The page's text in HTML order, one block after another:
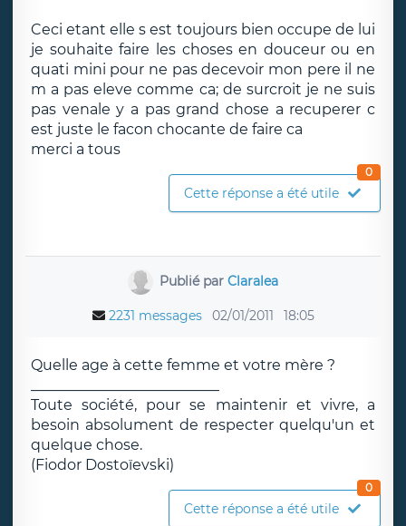
Ceci etant elle s est toujours bien occupe de lui
je souhaite faire les choses en douceur ou en
quati mini pour ne pas decevoir mon pere il ne
m a pas eleve comme ca; de surcroit je ne suis
pas venale y a pas grand chose a recuperer c
est juste le facon chocante de faire ca
merci a tous
Cette réponse a été utile
0
Publié parClaralea
2231 messages 02/01/2011 18:05
Quelle age à cette femme et votre mère ?
Toute société, pour se maintenir et vivre, a
besoin absolument de respecter quelqu'un et
quelque chose.
(Fiodor Dostoïevski)
Cette réponse a été utile
0